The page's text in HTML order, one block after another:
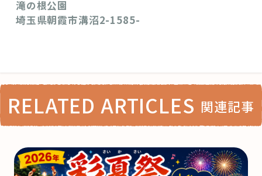
滝の根公園
埼玉県朝霞市溝沼2-1585-
RELATED ARTICLES 関連記事